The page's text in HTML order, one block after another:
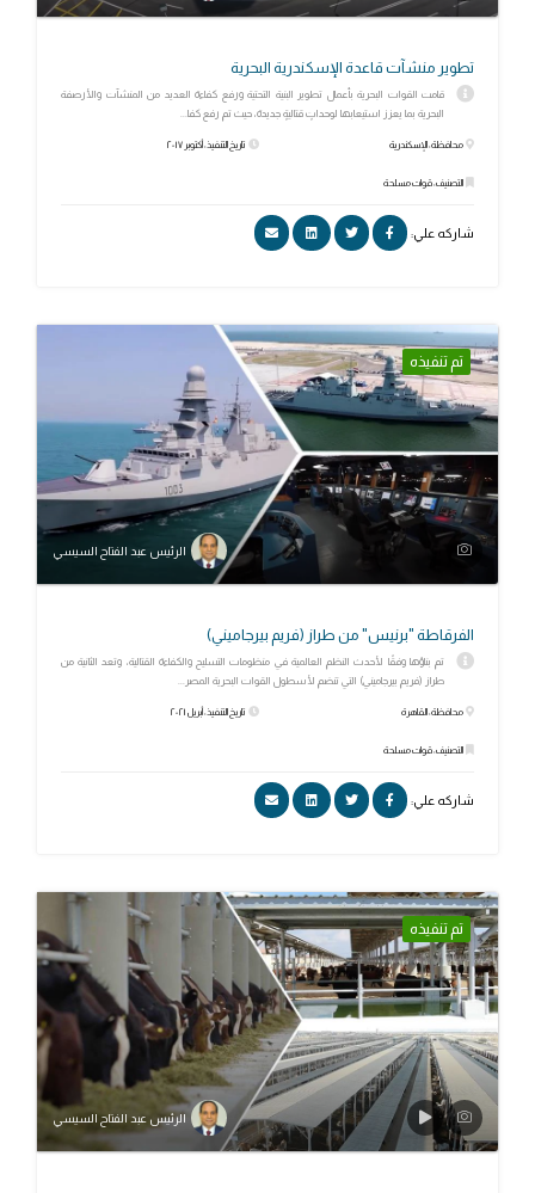
تطوير منشآت قاعدة الإسكندرية البحرية
قامت القوات البحرية بأعمال تطوير البنية التحتية ورفع كفاءة العديد من المنشآت والأرصفة
البحرية بما يعزز استيعابها لوحداتٍ قتاليةٍ جديدة، حيث تم رفع كفا...
محافظة: الإسكندرية
التصنيف: قوات مسلحة
تاريخ التنفيذ: أكتوبر ٢٠١٧
شاركه علي:
تم تنفيذه
الرئيس عبد الفتاح السيسي
الفرقاطة "برنيس" من طراز (فریم بيرجامیني)
تم بناؤها وفقًا لأحدث النظم العالمية في منظومات التسليح والكفاءة القتالية، وتعد الثانية من
طراز (فريم بيرجاميني) التي تنضم لأسطول القوات البحرية المصر...
محافظة: القاهرة
التصنيف: قوات مسلحة
تاريخ التنفيذ: أبريل ٢٠٢١
شاركه علي:
تم تنفيذه
الرئيس عبد الفتاح السيسي